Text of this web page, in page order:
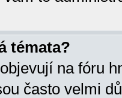
témata?
na fóru
často velmi